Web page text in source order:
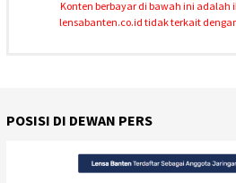
Konten berbayar di bawah ini adalah
lensabanten.co.id tidak terkait
POSISI DI DEWAN PERS